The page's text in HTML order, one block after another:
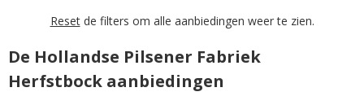
Resetde filters om alle aanbiedingen weer te zien.
De Hollandse Pilsener Fabriek
Herfstbock aanbiedingen